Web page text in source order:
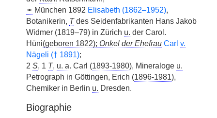
⚭ München 1892 Elisabeth (1862–1952),
Botanikerin, Tdes Seidenfabrikanten Hans Jakob
Widmer (1819–79) in Zürich u. der Carol.
Hüni(geboren 1822); Onkel der Ehefrau Carl v.
Nägeli († 1891);
2 S, 1 T, u. a. Carl (1893-1980), Mineraloge u.
Petrograph in Göttingen, Erich (1896-1981),
Chemiker in Berlin u. Dresden.
Biographie